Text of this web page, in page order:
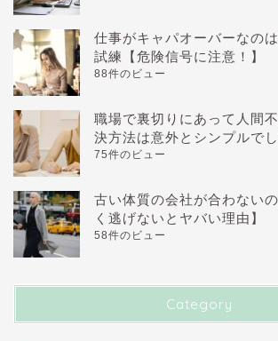
仕事がキャパオーバーなの
試練【危険信号に注意！】
88件のビュー
職場で裏切りにあって人間
決方法は意外とシンプルで
75件のビュー
古い体質の会社が合わない
く逃げないとヤバい理由】
58件のビュー
Category